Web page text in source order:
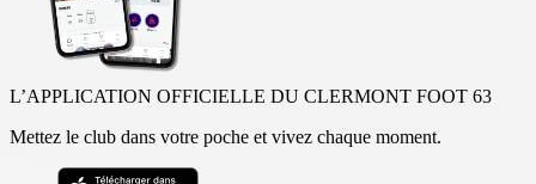
L’APPLICATION OFFICIELLE DU CLERMONT FOOT 63
Mettez le club dans votre poche et vivez chaque moment.